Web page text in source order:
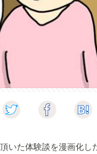
いた体験談を漫画化し